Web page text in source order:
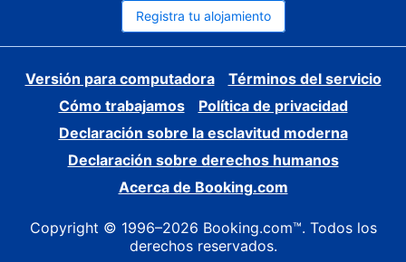
Registra tu alojamiento
Versión para computadora
Términos del servicio
Cómo trabajamos
Política de privacidad
Declaración sobre la esclavitud moderna
Declaración sobre derechos humanos
Acerca de Booking.com
Copyright © 1996–2026 Booking.com™. Todos los
derechos reservados.